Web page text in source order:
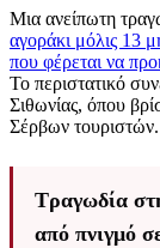
Μια ανείπωτη
αγοράκι μόλις 13
που φέρεται να
Το περιστατικό
Σιθωνίας, όπου
Σέρβων τουριστών.
Τραγωδία
από πνιγμό